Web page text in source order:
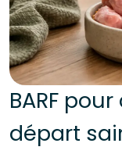
BARF
départ